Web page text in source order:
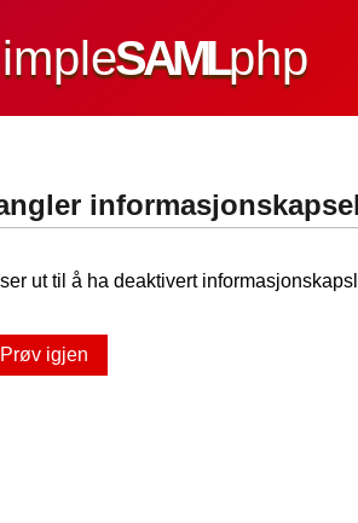
SAMLphp
informasjonskapsel
ut til å ha deaktivert
Prøv igjen